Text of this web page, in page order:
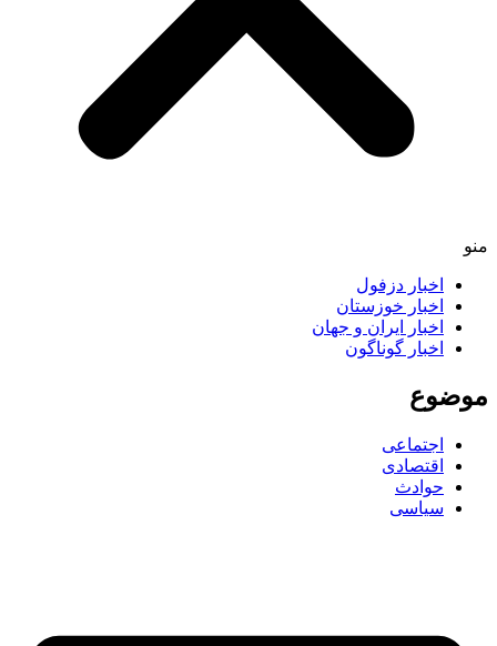
منو
اخبار دزفول
اخبار خوزستان
اخبار ایران و جهان
اخبار گوناگون
موضوع
اجتماعی
اقتصادی
حوادث
سیاسی